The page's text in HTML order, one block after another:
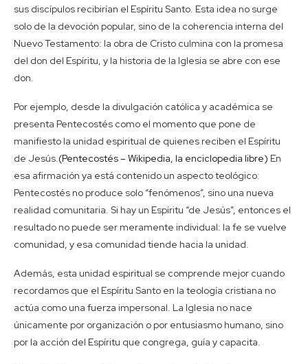
sus discípulos recibirían el Espíritu Santo. Esta idea no surge
solo de la devoción popular, sino de la coherencia interna del
Nuevo Testamento: la obra de Cristo culmina con la promesa
del don del Espíritu, y la historia de la Iglesia se abre con ese
don.
Por ejemplo, desde la divulgación católica y académica se
presenta Pentecostés como el momento que pone de
manifiesto la unidad espiritual de quienes reciben el Espíritu
de Jesús.(Pentecostés – Wikipedia, la enciclopedia libre) En
esa afirmación ya está contenido un aspecto teológico:
Pentecostés no produce solo “fenómenos”, sino una nueva
realidad comunitaria. Si hay un Espíritu “de Jesús”, entonces el
resultado no puede ser meramente individual: la fe se vuelve
comunidad, y esa comunidad tiende hacia la unidad.
Además, esta unidad espiritual se comprende mejor cuando
recordamos que el Espíritu Santo en la teología cristiana no
actúa como una fuerza impersonal. La Iglesia no nace
únicamente por organización o por entusiasmo humano, sino
por la acción del Espíritu que congrega, guía y capacita.